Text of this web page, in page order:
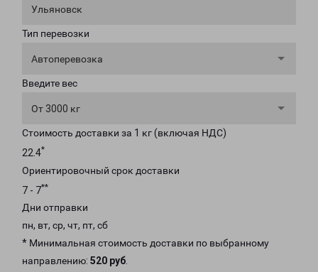
Ульяновск
Тип перевозки
Автоперевозка
Введите вес
От 3000 кг
Стоимость доставки за 1 кг (включая НДС)
22.4*
Ориентировочный срок доставки
7 - 7**
Дни отправки
пн, вт, ср, чт, пт, сб
* Минимальная стоимость доставки по выбранному
направлению: 520 руб.